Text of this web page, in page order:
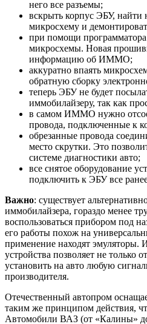
него все разъемы;
вскрыть корпус ЭБУ,
микросхему и
при помощи
микросхемы. Новая
информацию об ИММО;
аккуратно впаять
обратную сборку
теперь ЭБУ не будет
иммобилайзеру, так как
в самом ИММО нужно
провода, подключенные к
обрезанные провода
место скрутки. Это
системе диагностики авто;
все снятое оборудование
подключить к ЭБУ все
Важно: существует
иммобилайзера, гораздо менее
воспользоваться прибором под
его работы похож на
применение находят эмуляторы.
устройства позволяет не
установить на авто любую
производителя.
Отечественный автопром
таким же принципом действия,
Автомобили ВАЗ (от «Калины»